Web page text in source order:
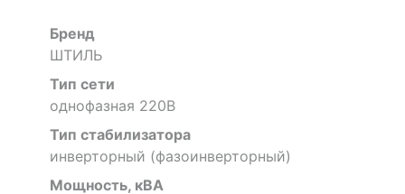
Бренд
ШТИЛЬ
Тип сети
однофазная 220В
Тип стабилизатора
инверторный (фазоинверторный)
Мощность, кВА